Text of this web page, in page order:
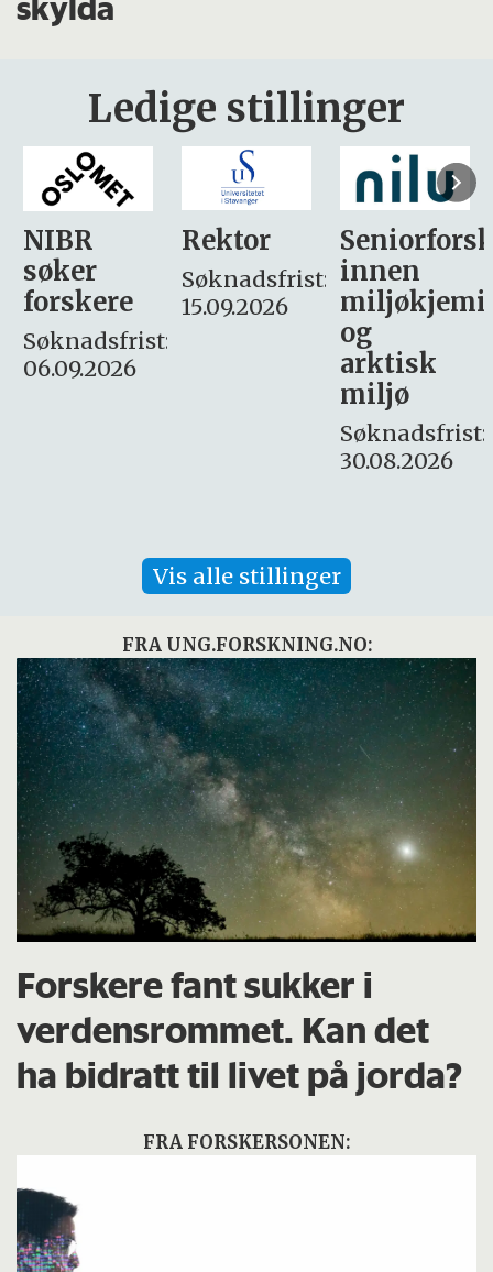
Ledige stillinger
Rektor
Søknadsfrist:
15.09.2026
Seniorforsker
innen
miljøkjemi
søker
– fast
Søknadsfrist:
16. august.
Vis alle stillinger
FRA UNG.FORSKNING.NO:
Forskere fant sukker i
verdensrommet. Kan det
ha bidratt til livet på jorda?
FRA FORSKERSONEN: